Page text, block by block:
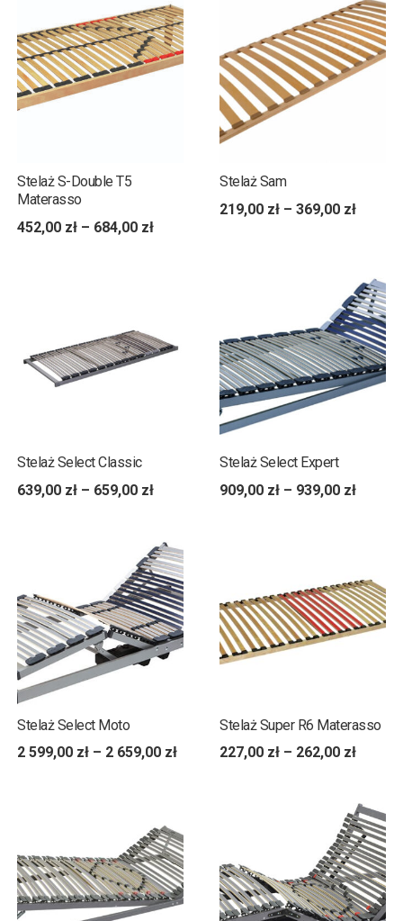
Stelaż S-Double T5
Materasso
452,00 zł – 684,00 zł
Stelaż Sam
219,00 zł – 369,00 zł
Stelaż Select Classic
639,00 zł – 659,00 zł
Stelaż Select Expert
909,00 zł – 939,00 zł
Stelaż Select Moto
2 599,00 zł – 2 659,00 zł
Stelaż Super R6 Materasso
227,00 zł – 262,00 zł